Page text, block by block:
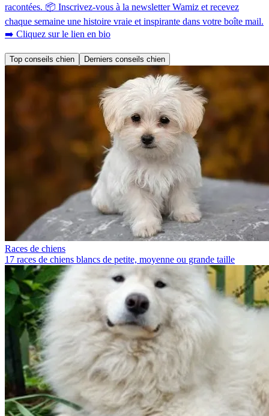
racontées. 📦 Inscrivez-vous à la newsletter Wamiz et recevez
chaque semaine une histoire vraie et inspirante dans votre boîte mail.
➡️ Cliquez sur le lien en bio
Top conseils chien Derniers conseils chien
Races de chiens
17 races de chiens blancs de petite, moyenne ou grande taille